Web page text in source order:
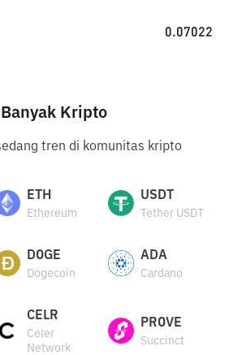
0.07022
Kripto
tren di komunitas kripto
ETH
Ethereum
USDT
Tether USDT
DOGE
Dogecoin
ADA
Cardano
CELR
Celer
Network
PROVE
Succinct